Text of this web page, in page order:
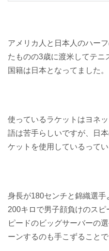
アメリカ人と日本人のハー
たものの3歳に渡米してテニ
国籍は日本となってました。
使っているラケットはヨネ
語は苦手らしいですが、日
ケットを使用しているって
身長が180センチと錦織選
200キロで男子顔負けのス
ピードのビッグサーバーの
ーンするのも手こずることで